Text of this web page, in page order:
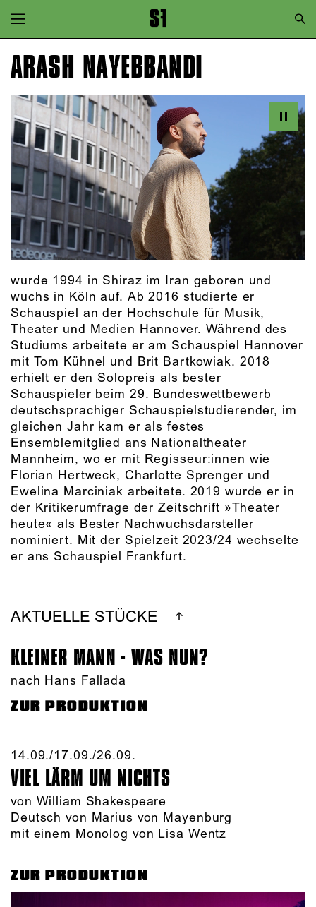
Zur Hauptnavigation springen
Zum Hauptinhalt springen
ARASH NAYEBBANDI
wurde 1994 in Shiraz im Iran geboren und
wuchs in Köln auf. Ab 2016 studierte er
Schauspiel an der Hochschule für Musik,
Theater und Medien Hannover. Während des
Studiums arbeitete er am Schauspiel Hannover
mit Tom Kühnel und Brit Bartkowiak. 2018
erhielt er den Solopreis als bester
Schauspieler beim 29. Bundeswettbewerb
deutschsprachiger Schauspielstudierender, im
gleichen Jahr kam er als festes
Ensemblemitglied ans Nationaltheater
Mannheim, wo er mit Regisseur:innen wie
Florian Hertweck, Charlotte Sprenger und
Ewelina Marciniak arbeitete. 2019 wurde er in
der Kritikerumfrage der Zeitschrift »Theater
heute« als Bester Nachwuchsdarsteller
nominiert. Mit der Spielzeit 2023/24 wechselte
er ans Schauspiel Frankfurt.
AKTUELLE STÜCKE
KLEINER MANN - WAS NUN?
nach Hans Fallada
ZUR PRODUKTION
14.09./​17.09./​26.09.​
VIEL LÄRM UM NICHTS
von William Shakespeare
Deutsch von Marius von Mayenburg
mit einem Monolog von Lisa Wentz
ZUR PRODUKTION